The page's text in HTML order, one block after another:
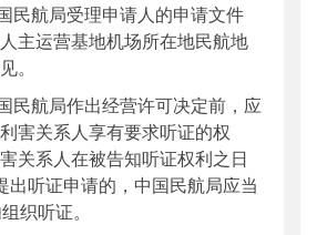
民航局受理申请人的申请文件
主运营基地机场所在地民航地
。
民航局作出经营许可决定前，应
害关系人享有要求听证的权
关系人在被告知听证权利之日
出听证申请的，中国民航局应当
织听证。